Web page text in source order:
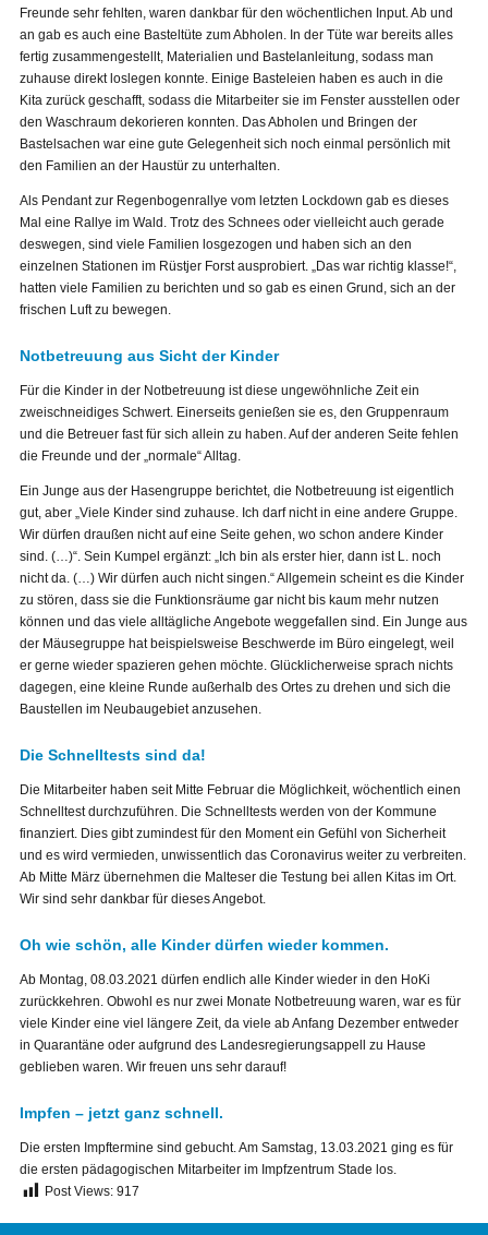
Freunde sehr fehlten, waren dankbar für den wöchentlichen Input. Ab und
an gab es auch eine Basteltüte zum Abholen. In der Tüte war bereits alles
fertig zusammengestellt, Materialien und Bastelanleitung, sodass man
zuhause direkt loslegen konnte. Einige Basteleien haben es auch in die
Kita zurück geschafft, sodass die Mitarbeiter sie im Fenster ausstellen oder
den Waschraum dekorieren konnten. Das Abholen und Bringen der
Bastelsachen war eine gute Gelegenheit sich noch einmal persönlich mit
den Familien an der Haustür zu unterhalten.
Als Pendant zur Regenbogenrallye vom letzten Lockdown gab es dieses
Mal eine Rallye im Wald. Trotz des Schnees oder vielleicht auch gerade
deswegen, sind viele Familien losgezogen und haben sich an den
einzelnen Stationen im Rüstjer Forst ausprobiert. „Das war richtig klasse!“,
hatten viele Familien zu berichten und so gab es einen Grund, sich an der
frischen Luft zu bewegen.
Notbetreuung aus Sicht der Kinder
Für die Kinder in der Notbetreuung ist diese ungewöhnliche Zeit ein
zweischneidiges Schwert. Einerseits genießen sie es, den Gruppenraum
und die Betreuer fast für sich allein zu haben. Auf der anderen Seite fehlen
die Freunde und der „normale“ Alltag.
Ein Junge aus der Hasengruppe berichtet, die Notbetreuung ist eigentlich
gut, aber „Viele Kinder sind zuhause. Ich darf nicht in eine andere Gruppe.
Wir dürfen draußen nicht auf eine Seite gehen, wo schon andere Kinder
sind. (…)“. Sein Kumpel ergänzt: „Ich bin als erster hier, dann ist L. noch
nicht da. (…) Wir dürfen auch nicht singen.“ Allgemein scheint es die Kinder
zu stören, dass sie die Funktionsräume gar nicht bis kaum mehr nutzen
können und das viele alltägliche Angebote weggefallen sind. Ein Junge aus
der Mäusegruppe hat beispielsweise Beschwerde im Büro eingelegt, weil
er gerne wieder spazieren gehen möchte. Glücklicherweise sprach nichts
dagegen, eine kleine Runde außerhalb des Ortes zu drehen und sich die
Baustellen im Neubaugebiet anzusehen.
Die Schnelltests sind da!
Die Mitarbeiter haben seit Mitte Februar die Möglichkeit, wöchentlich einen
Schnelltest durchzuführen. Die Schnelltests werden von der Kommune
finanziert. Dies gibt zumindest für den Moment ein Gefühl von Sicherheit
und es wird vermieden, unwissentlich das Coronavirus weiter zu verbreiten.
Ab Mitte März übernehmen die Malteser die Testung bei allen Kitas im Ort.
Wir sind sehr dankbar für dieses Angebot.
Oh wie schön, alle Kinder dürfen wieder kommen.
Ab Montag, 08.03.2021 dürfen endlich alle Kinder wieder in den HoKi
zurückkehren. Obwohl es nur zwei Monate Notbetreuung waren, war es für
viele Kinder eine viel längere Zeit, da viele ab Anfang Dezember entweder
in Quarantäne oder aufgrund des Landesregierungsappell zu Hause
geblieben waren. Wir freuen uns sehr darauf!
Impfen – jetzt ganz schnell.
Die ersten Impftermine sind gebucht. Am Samstag, 13.03.2021 ging es für
die ersten pädagogischen Mitarbeiter im Impfzentrum Stade los.
Post Views: 917